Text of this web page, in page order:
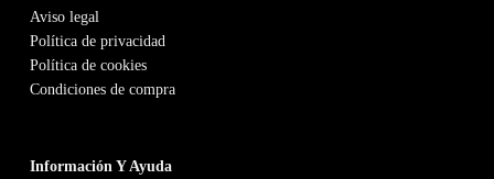
Aviso legal
Política de privacidad
Política de cookies
Condiciones de compra
Información Y Ayuda